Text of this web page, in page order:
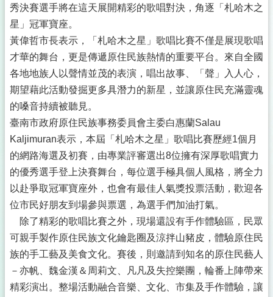
秀決賽選手將在這天展開精彩的歌唱對決，角逐「札哈木之
星」冠軍寶座。
黃偉哲市長表示，「札哈木之星」歌唱比賽不僅是展現歌唱
才華的舞台，更是傳遞原住民族熱情的重要平台。來自全國
各地地族人以聲情並茂的表演，唱出故事、「聲」入人心，
期望藉此活動發掘更多具潛力的新星，並讓原住民充滿靈魂
的嗓音持續被聽見。
臺南市政府原住民族事務委員會主委白惠蘭Salau
Kaljimuran表示，本屆「札哈木之星」歌唱比賽歷經1個月
的網路海選及初賽，由專業評審選出8位擁有深厚歌唱實力
的優秀選手登上決賽舞台，每位選手極具個人風格，將全力
以赴爭取冠軍寶座外，也會有最佳人氣獎投票活動，歡迎各
位市民好朋友到場參與票選，為選手們加油打氣。
除了精彩的歌唱比賽之外，現場還設有手作體驗區，民眾
可親手製作原住民族文化鑰匙圈及涼拌山豬皮，體驗原住民
族的手工藝及美食文化。賽後，則邀請到知名的原住民藝人
－亦帆、魏金漢＆周莉文、凡凡及失控樂團，輪番上陣帶來
精彩演出。整場活動融合音樂、文化、市集及手作體驗，讓